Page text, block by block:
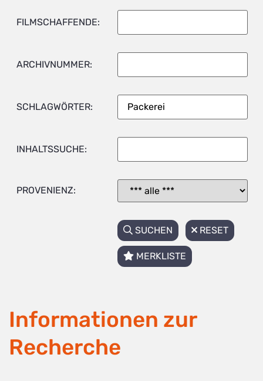
FILMSCHAFFENDE:
ARCHIVNUMMER:
SCHLAGWÖRTER:
INHALTSSUCHE:
PROVENIENZ:
SUCHEN RESET
MERKLISTE
Informationen zur
Recherche